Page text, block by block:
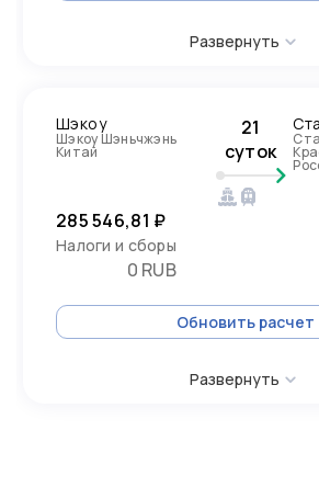
Развернуть
Шэкоу
Шэкоу Шэньчжэнь
Китай
21
суток
285 546,81 ₽
Налоги и сборы
0 RUB
Обновить расчет
Развернуть